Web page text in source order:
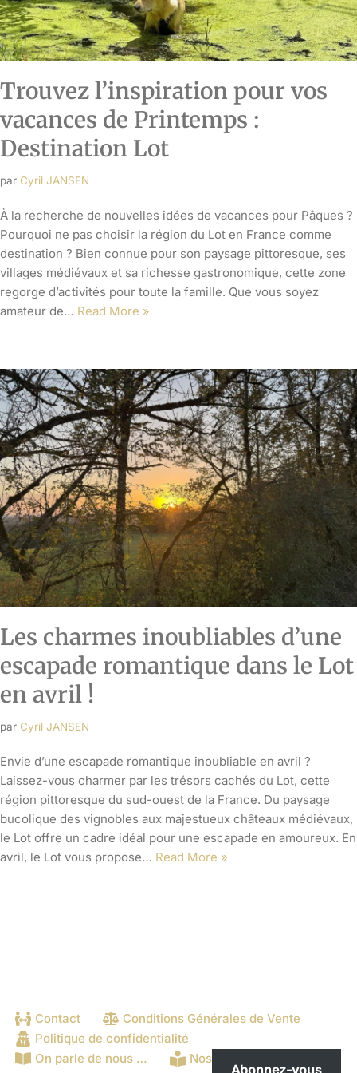
Trouvez l’inspiration pour vos
vacances de Printemps :
Destination Lot
par Cyril JANSEN
À la recherche de nouvelles idées de vacances pour Pâques ?
Pourquoi ne pas choisir la région du Lot en France comme
destination ? Bien connue pour son paysage pittoresque, ses
villages médiévaux et sa richesse gastronomique, cette zone
regorge d’activités pour toute la famille. Que vous soyez
amateur de… Read More »
Les charmes inoubliables d’une
escapade romantique dans le Lot
en avril !
par Cyril JANSEN
Envie d’une escapade romantique inoubliable en avril ?
Laissez-vous charmer par les trésors cachés du Lot, cette
région pittoresque du sud-ouest de la France. Du paysage
bucolique des vignobles aux majestueux châteaux médiévaux,
le Lot offre un cadre idéal pour une escapade en amoureux. En
avril, le Lot vous propose… Read More »
Contact
Conditions Générales de Vente
Politique de confidentialité
On parle de nous …
Nos publications
Abonnez-vous